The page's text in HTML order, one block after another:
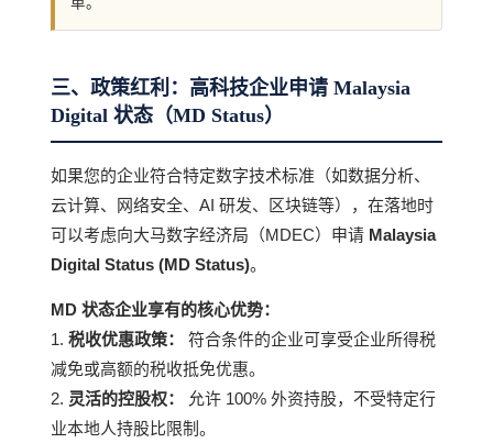
三、政策红利：高科技企业申请 Malaysia
Digital 状态（MD Status）
如果您的企业符合特定数字技术标准（如数据分析、
云计算、网络安全、AI 研发、区块链等），在落地时
可以考虑向大马数字经济局（MDEC）申请 Malaysia
Digital Status (MD Status)。
MD 状态企业享有的核心优势：
1.税收优惠政策：
符合条件的企业可享受企业所得税
减免或高额的税收抵免优惠。
2. 灵活的控股权：
允许 100% 外资持股，不受特定行
业本地人持股比限制。